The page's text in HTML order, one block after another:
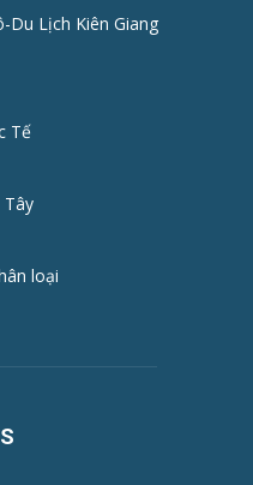
Du Lịch Kiên Giang
Tế
Tây
loại